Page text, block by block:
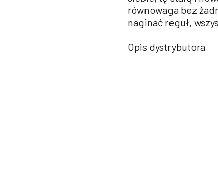
równowaga bez
naginać reguł,
Opis dystrybutora